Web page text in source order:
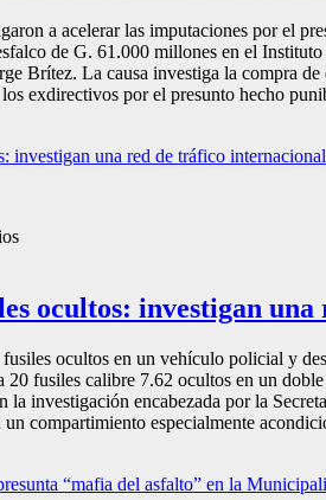
a acelerar las imputaciones por el
de G. 61.000 millones en el
Brítez. La causa investiga la compra
exdirectivos por el presunto hecho
ocultos: investigan
ocultos en un vehículo policial y
20 fusiles calibre 7.62 ocultos en un
la investigación encabezada por la
compartimiento especialmente